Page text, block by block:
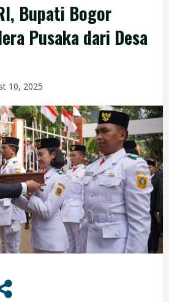
Bupati Bogor
Pusaka dari Desa
10, 2025